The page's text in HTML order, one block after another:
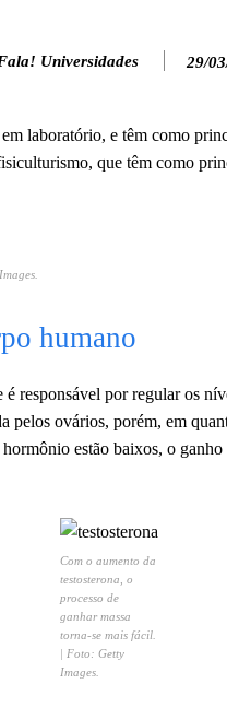
Universidades 29/
laboratório, e têm como
que têm como
humano
é responsável por regular os
pelos ovários, porém, em
estão baixos, o
Com o aumento da
testosterona, o
processo de
ganhar massa
torna-se mais fácil.
| Foto: Getty
Images.